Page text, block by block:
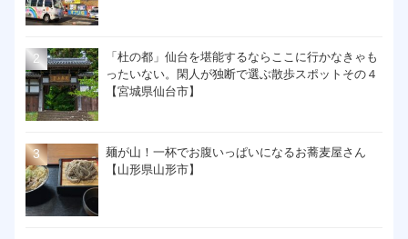
「杜の都」仙台を堪能するならここに行かなきゃも
ったいない。閑人が独断で選ぶ散歩スポットその４
【宮城県仙台市】
麺が山！一杯でお腹いっぱいになるお蕎麦屋さん
【山形県山形市】